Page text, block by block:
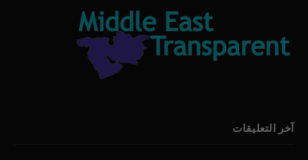
آخر التعليقات